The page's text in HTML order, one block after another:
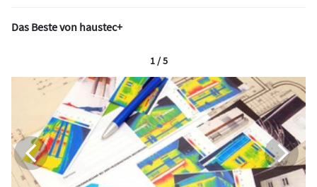
Das Beste von haustec+
1 / 5